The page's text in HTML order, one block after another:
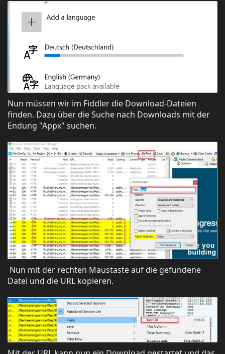
Nun müssen wir im Fiddler die Download-Dateien
finden. Dazu über die Suche nach Downloads mit der
Endung "Appx" suchen.
Nun mit der rechten Maustaste auf die gefundene
Datei und die URL kopieren.